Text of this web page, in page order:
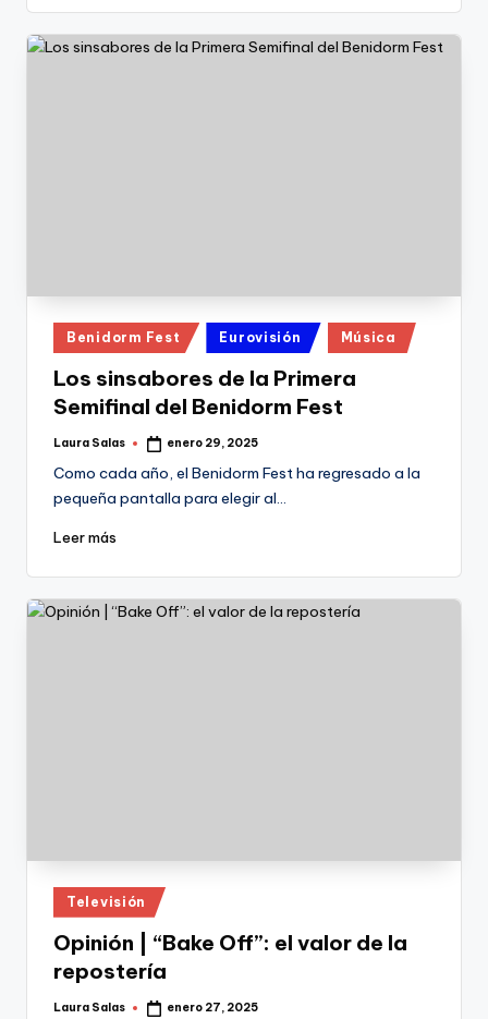
Publicado
en
Benidorm Fest Eurovisión Música
Los sinsabores de la Primera
Semifinal del Benidorm Fest
Publicado
Laura Salas enero 29, 2025
Como cada año, el Benidorm Fest ha regresado a la
pequeña pantalla para elegir al…
Leer más
Publicado
en
Televisión
Opinión | “Bake Off”: el valor de la
repostería
Publicado
Laura Salas enero 27, 2025